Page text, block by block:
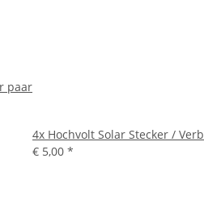
paar
4x Hochvolt Solar Stecker /
€ 5,00 *